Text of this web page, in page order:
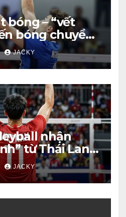
bóng – “vết
bóng chuyền
trả giá đắt
JACKY
nhận
từ Thái Lan:
thua ngược 2-
JACKY